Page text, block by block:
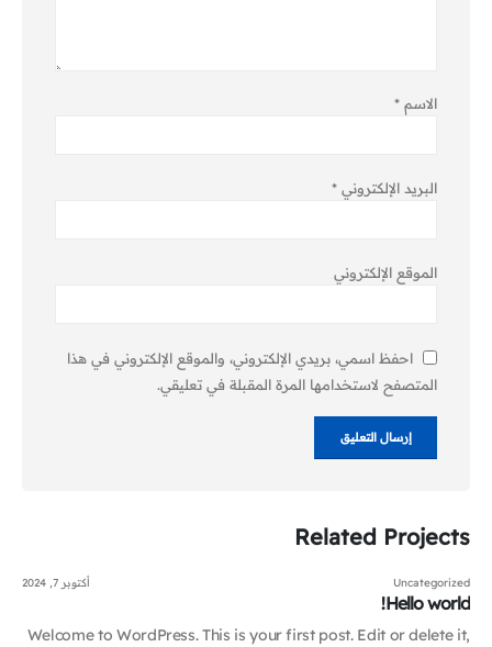
الاسم *
البريد الإلكتروني *
الموقع الإلكتروني
احفظ اسمي، بريدي الإلكتروني، والموقع الإلكتروني في هذا
المتصفح لاستخدامها المرة المقبلة في تعليقي.
Related Projects
Uncategorized أكتوبر 7, 2024
Hello world!
Welcome to WordPress. This is your first post. Edit or delete it,